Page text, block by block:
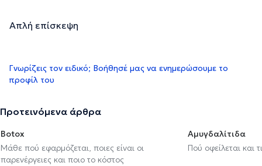
Απλή επίσκεψη
Γνωρίζεις τον ειδικό; Βοήθησέ μας να ενημερώσουμε το
προφίλ του
Προτεινόμενα άρθρα
Botox
Μάθε πού εφαρμόζεται, ποιες είναι οι
παρενέργειες και ποιο το κόστος
Αμυγδαλίτιδα
Πού οφείλεται και